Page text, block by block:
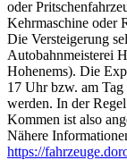
oder
Kehrmaschine oder
Die Versteigerung
Autobahnmeisterei
Hohenems). Die
17 Uhr bzw. am
werden. In der
Kommen ist also
Nähere
https://